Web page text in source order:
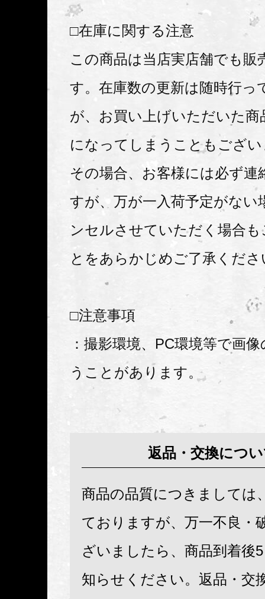
□在庫に関する注意
この商品は当店実店舗でも販
す。在庫数の更新は随時行っ
が、お買い上げいただいた商
になってしまうこともござ
その場合、お客様には必ず連
すが、万が一入荷予定がない
ンセルさせていただく場合
とをあらかじめご了承くださ
□注意事項
：撮影環境、PC環境等で画
うことがあります。
返品・交換につ
商品の品質につきましては
ておりますが、万一不良・
ざいましたら、商品到着後
知らせください。返品・交